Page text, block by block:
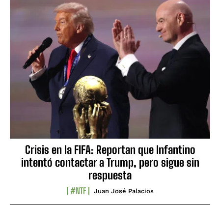
Crisis en la FIFA: Reportan que Infantino
intentó contactar a Trump, pero sigue sin
respuesta
#NTF Juan José Palacios